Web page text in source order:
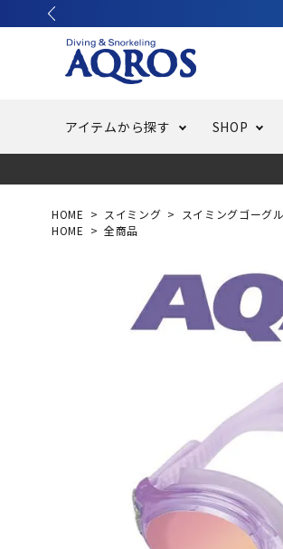
アイテムから探す
バッグ・ケース
SHOP
HOME スイミング
スイミングゴーグル
HOME
全商品